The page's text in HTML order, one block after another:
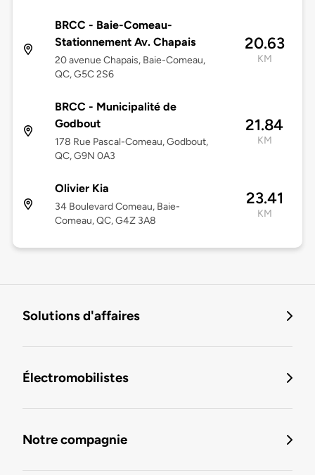
BRCC - Baie-Comeau-
Stationnement Av. Chapais
20 avenue Chapais, Baie-Comeau,
QC, G5C 2S6
20.63
KM
BRCC - Municipalité de
Godbout
178 Rue Pascal-Comeau, Godbout,
QC, G9N 0A3
21.84
KM
Olivier Kia
34 Boulevard Comeau, Baie-
Comeau, QC, G4Z 3A8
23.41
KM
Solutions d'affaires
Électromobilistes
Notre compagnie